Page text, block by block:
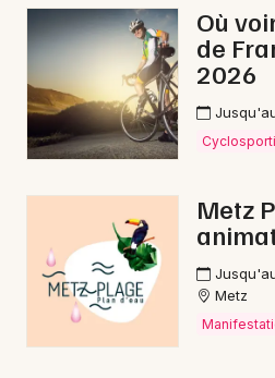
Expos
Sorties & loisirs
Cyclosportives en Moselle
Cyclosportives dans le
Où
de
2026
Metz
Metz